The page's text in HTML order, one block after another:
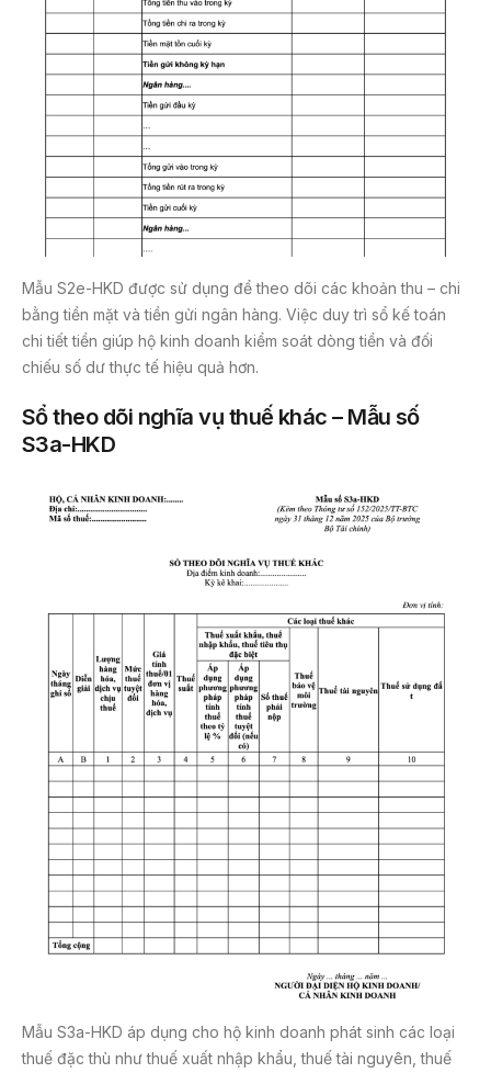
Mẫu S2e-HKD được sử dụng để theo dõi các khoản thu – chi
bằng tiền mặt và tiền gửi ngân hàng. Việc duy trì sổ kế toán
chi tiết tiền giúp hộ kinh doanh kiểm soát dòng tiền và đối
chiếu số dư thực tế hiệu quả hơn.
Sổ theo dõi nghĩa vụ thuế khác – Mẫu số
S3a-HKD
Mẫu S3a-HKD áp dụng cho hộ kinh doanh phát sinh các loại
thuế đặc thù như thuế xuất nhập khẩu, thuế tài nguyên, thuế